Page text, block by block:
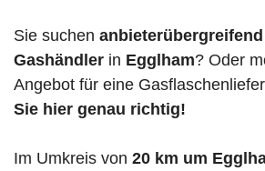
Sie suchen anbieterübergreifend
Gashändler in Egglham? Oder
Angebot für eine
Sie hier genau richtig!
Im Umkreis von 20 km um